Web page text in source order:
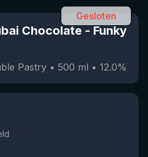
Gesloten
Chocolate-Funky
Pastry • 500 ml • 12.0%